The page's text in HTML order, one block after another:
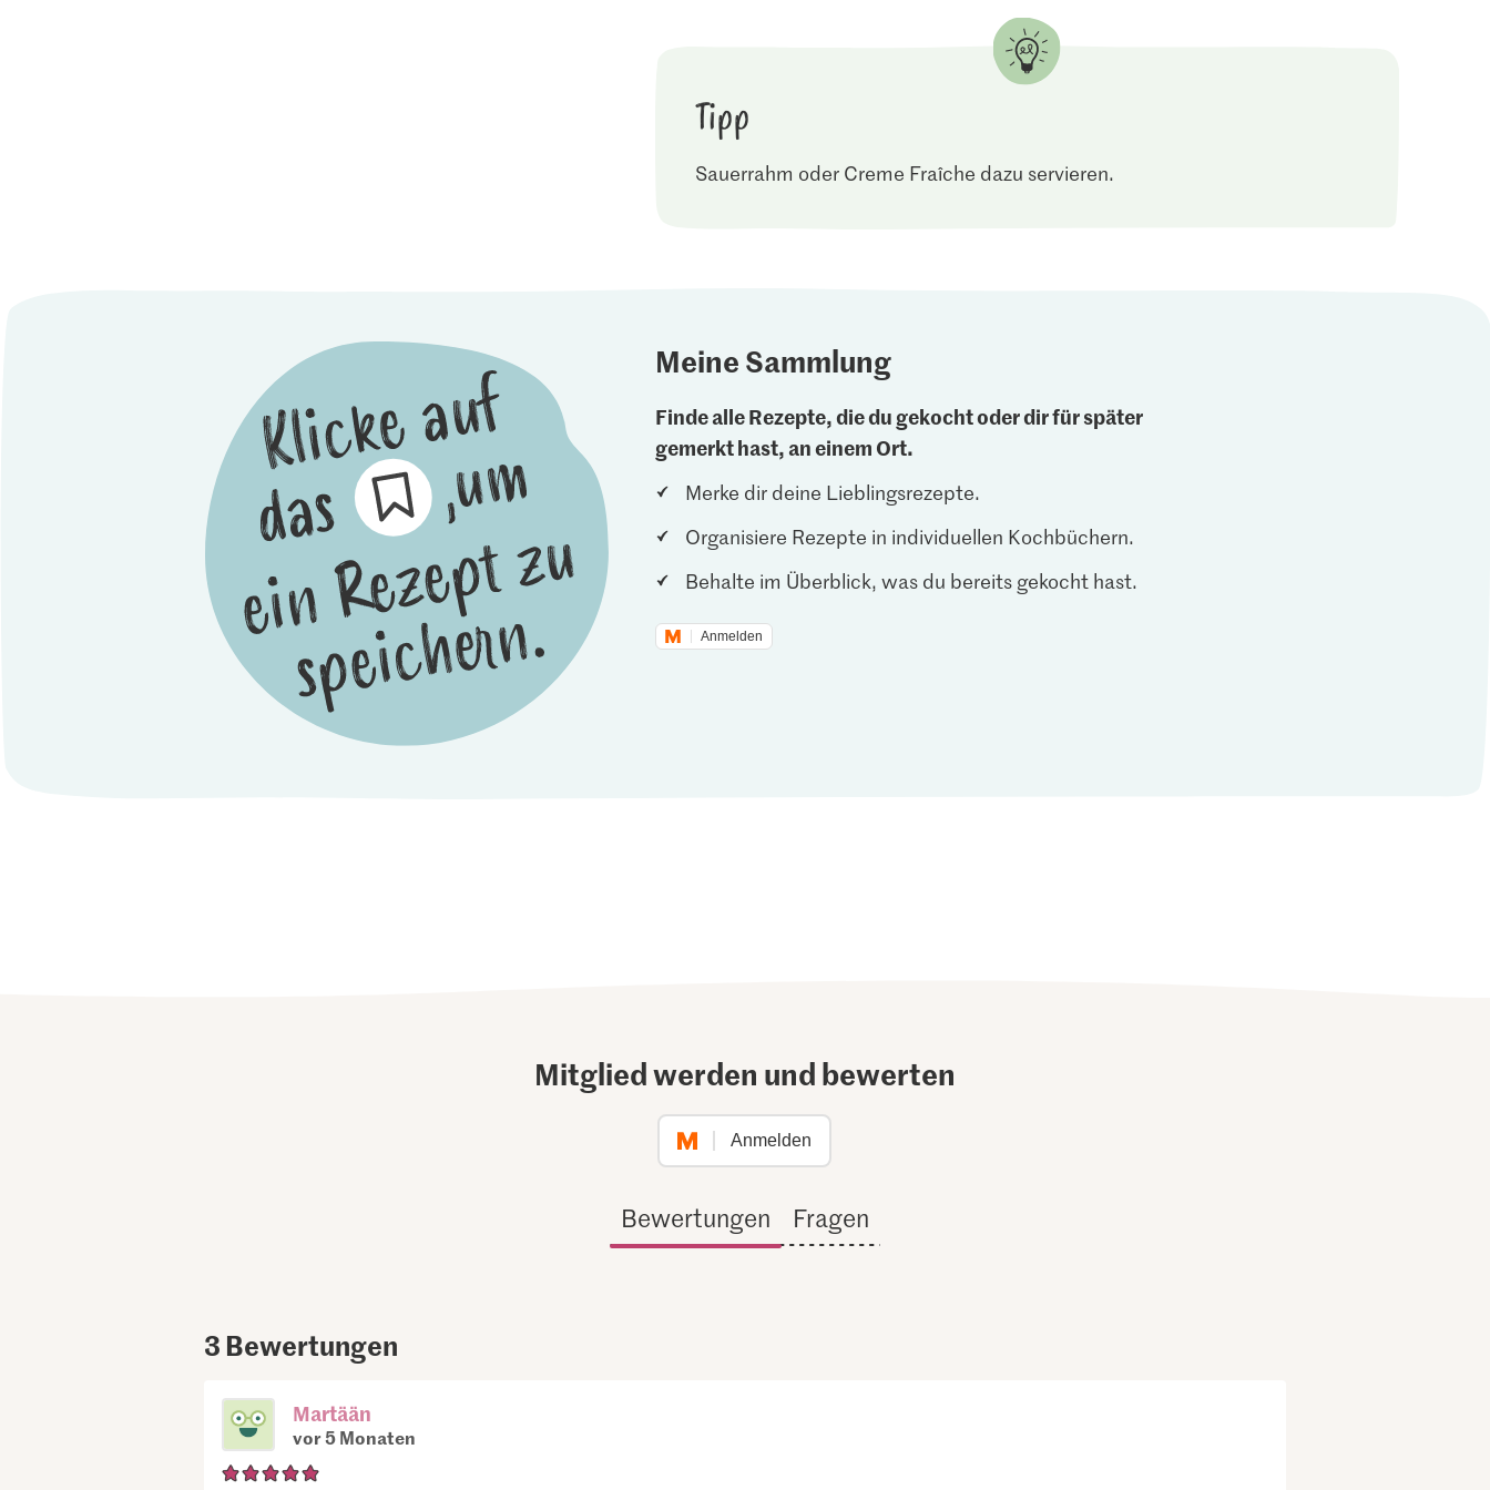
Tipp
Sauerrahm oder Creme Fraîche dazu servieren.
Meine Sammlung
Finde alle Rezepte, die du gekocht oder dir für später
gemerkt hast, an einem Ort.
Merke dir deine Lieblingsrezepte.
Organisiere Rezepte in individuellen Kochbüchern.
Behalte im Überblick, was du bereits gekocht hast.
Anmelden
Mitglied werden und bewerten
Anmelden
Bewertungen Fragen
3 Bewertungen
Martään
vor 5 Monaten